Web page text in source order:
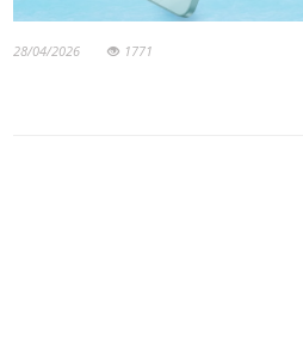
28/04/2026 1771